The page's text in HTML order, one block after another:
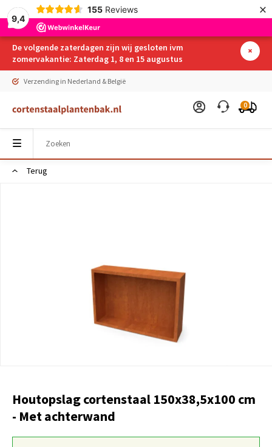
9,4
155 Reviews ×
De volgende zaterdagen zijn wij gesloten ivm
zomervakantie: Zaterdag 1, 8 en 15 augustus
Verzending in Nederland & België
0
Terug
Houtopslag cortenstaal 150x38,5x100 cm
- Met achterwand